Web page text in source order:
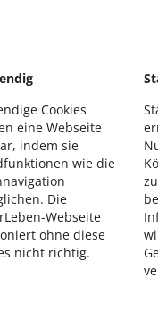
Cookies
eine Webseite
indem sie
wie die
Die
Webseite
ohne diese
nicht richtig.
Menschen in Köln
es mehr Geld für mehr
im Überblick
, Beschäftigung